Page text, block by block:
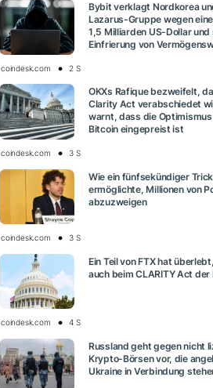
Bybit verklagt Nordkorea
Lazarus-Gruppe wegen
1,5 Milliarden US-Dollar
Einfrierung von
coindesk.com 2 S
OKXs Rafique bezweifelt,
Clarity Act verabschiedet
warnt, dass die
Bitcoin eingepreist ist
coindesk.com 3 S
Wie ein fünfsekündiger
ermöglichte, Millionen von
abzuzweigen
coindesk.com 3 S
Ein Teil von FTX hat
auch beim CLARITY Act der
coindesk.com 4 S
Russland geht gegen nicht
Krypto-Börsen vor, die
Ukraine in Verbindung